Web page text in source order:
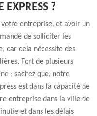
EXPRESS ?
entreprise, et avoir un
de solliciter les
car cela nécessite des
Fort de plusieurs
; sachez que, notre
est dans la capacité de
entreprise dans la ville de
et dans les délais